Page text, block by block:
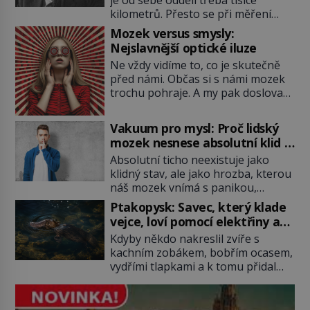
kilometrů. Přesto se při měření
chovají, jako by mezi nimi
existovalo neviditelné pouto. Albert
Einstein tomu s jistou dávkou
ironie říká „strašidelná akce na
dálku“ a dlouhá desetiletí věří, že
musí existovat jednodušší
však ukazují, že kvantový svět
funguje jinak, než […]
Mozek versus smysly:
Nejslavnější optické iluze
Ne vždy vidíme to, co je skutečně
před námi. Občas si s námi mozek
trochu pohraje. A my pak doslova
vznikají ty nejpodivnější optické
iluze? Soustřeď se na to hlavní!
TROXLERŮV EFEKT Náš mozek
zvládne zpracovat hodně informací.
Všechny na světě ale nikoliv, musí
si vybírat! Jak to dělá? Když se […]
Vakuum pro mysl: Proč lidský
mozek nesnese absolutní klid a
začne si vymýšlet horory
Absolutní ticho neexistuje jako
klidný stav, ale jako hrozba, kterou
náš mozek vnímá s panikou,
protože bez vnějších podnětů
začne okamžitě produkovat vlastní
děsivé iluze. Představte si místnost,
kde zmizí veškerý šum světa. Žádné
auta, žádný šepot, nic. Místo
vytoužené oázy klidu však
okamžitě nastoupí hluboké
znepokojení. Lidská mysl je totiž
Ptakopysk: Savec, který klade
vejce, loví pomocí elektřiny a
brání se jedem
Kdyby někdo nakreslil zvíře s
kachním zobákem, bobřím ocasem,
vydřími tlapkami a k tomu přidal
jedovaté ostruhy i vejce, zoologové
by si nejspíš mysleli, že jde o